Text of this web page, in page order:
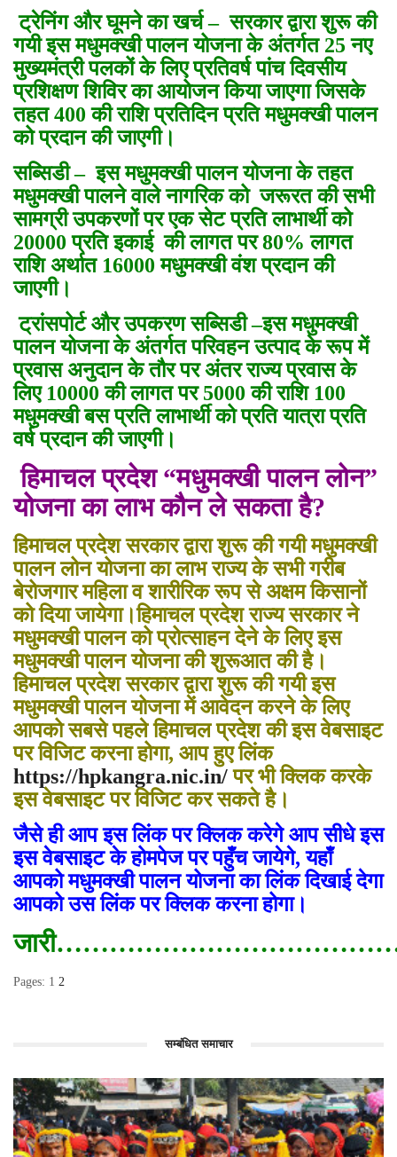
ट्रेनिंग और घूमने का खर्च–सरकार द्वारा शुरू की
गयी इस मधुमक्खी पालन योजना के अंतर्गत 25 नए
मुख्यमंत्री पलकों के लिए प्रतिवर्ष पांच दिवसीय
प्रशिक्षण शिविर का आयोजन किया जाएगा जिसके
तहत 400 की राशि प्रतिदिन प्रति मधुमक्खी पालन
को प्रदान की जाएगी।
सब्सिडी–इस मधुमक्खी पालन योजना के तहत
मधुमक्खी पालने वाले नागरिक को जरूरत की सभी
सामग्री उपकरणों पर एक सेट प्रति लाभार्थी को
20000 प्रति इकाई की लागत पर 80% लागत
राशि अर्थात 16000 मधुमक्खी वंश प्रदान की
जाएगी।
ट्रांसपोर्ट और उपकरण सब्सिडी–इस मधुमक्खी
पालन योजना के अंतर्गत परिवहन उत्पाद के रूप में
प्रवास अनुदान के तौर पर अंतर राज्य प्रवास के
लिए 10000 की लागत पर 5000 की राशि 100
मधुमक्खी बस प्रति लाभार्थी को प्रति यात्रा प्रति
वर्ष प्रदान की जाएगी।
हिमाचल प्रदेश “मधुमक्खी पालन लोन”
योजना का लाभ कौन ले सकता है?
हिमाचल प्रदेश सरकार द्वारा शुरू की गयी मधुमक्खी
पालन लोन योजना का लाभ राज्य के सभी गरीब
बेरोजगार महिला व शारीरिक रूप से अक्षम किसानों
को दिया जायेगा।हिमाचल प्रदेश राज्य सरकार ने
मधुमक्खी पालन को प्रोत्साहन देने के लिए इस
मधुमक्खी पालन योजना की शुरूआत की है।
हिमाचल प्रदेश सरकार द्वारा शुरू की गयी इस
मधुमक्खी पालन योजना में आवेदन करने के लिए
आपको सबसे पहले हिमाचल प्रदेश की इस वेबसाइट
पर विजिट करना होगा, आप हुए लिंक
https://hpkangra.nic.in/ पर भी क्लिक करके
इस वेबसाइट पर विजिट कर सकते है।
जैसे ही आप इस लिंक पर क्लिक करेगे आप सीधे इस
इस वेबसाइट के होमपेज पर पहुँच जायेगे,यहाँ
आपको मधुमक्खी पालन योजना का लिंक दिखाई देगा
आपको उस लिंक पर क्लिक करना होगा।
Pages: 1 2
सम्बंधित समाचार